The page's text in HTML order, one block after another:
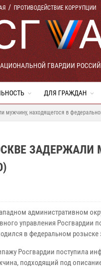
ПРОТИВОДЕЙСТВИЕ КОРРУПЦИИ
ГВАРДИИ
ДЛЯ ГРАЖДАН
мужчину, находящегося в
административном
управления Росгвардии
в федеральном розыске
Росгвардии поступила
подходящий под